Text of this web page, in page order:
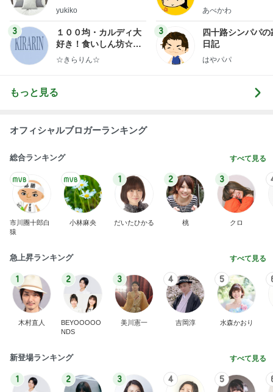
ep Life Simple◆〜イ
yukiko
3
１００均・カルディ大
好き！食いしん坊☆き
らりん☆のブログ
☆きらりん☆
あべかわ
3
四十路シンパパの
日記
はやパパ
もっと見る
オフィシャルブロガーランキング
総合ランキング すべて見る
市川團十郎白
猿
小林麻央
1
だいたひかる
2
桃
3
クロ
急上昇ランキング すべて見る
1
木村直人
2
BEYOOOOO
NDS
3
美川憲一
4
吉岡淳
5
水森かおり
新登場ランキング すべて見る
1 2 3 4 5